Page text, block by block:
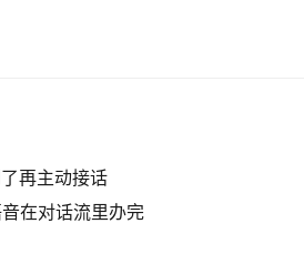
再主动接话
在对话流里办完